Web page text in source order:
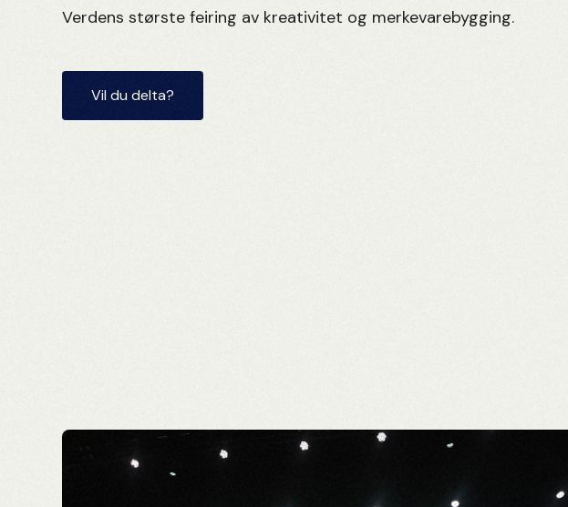
Verdens største feiring av kreativitet og merkevarebygging.
Vil du delta?